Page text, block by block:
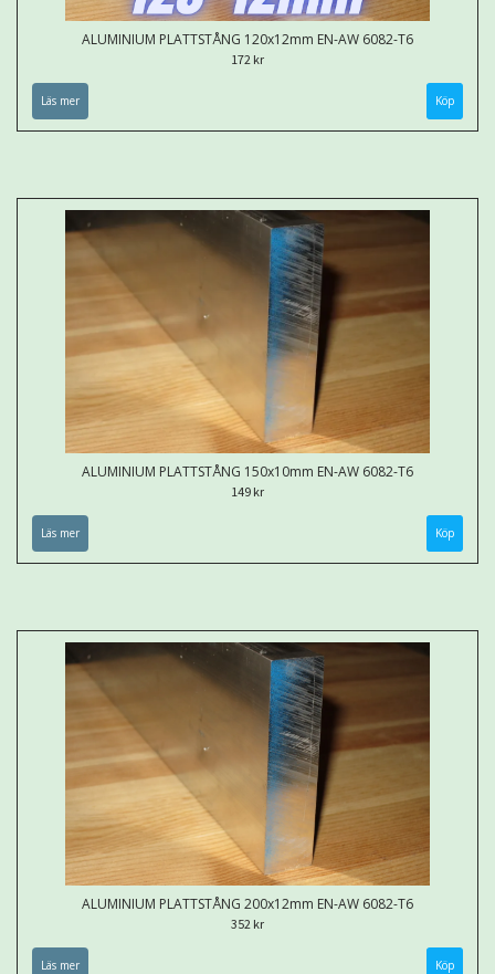
ALUMINIUM PLATTSTÅNG 120x12mm EN-AW 6082-T6
172 kr
Läs mer Köp
ALUMINIUM PLATTSTÅNG 150x10mm EN-AW 6082-T6
149 kr
Läs mer Köp
ALUMINIUM PLATTSTÅNG 200x12mm EN-AW 6082-T6
352 kr
Läs mer Köp